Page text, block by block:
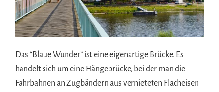
Das “Blaue Wunder” ist eine eigenartige Brücke. Es
handelt sich um eine Hängebrücke, bei der man die
Fahrbahnen an Zugbändern aus vernieteten Flacheisen